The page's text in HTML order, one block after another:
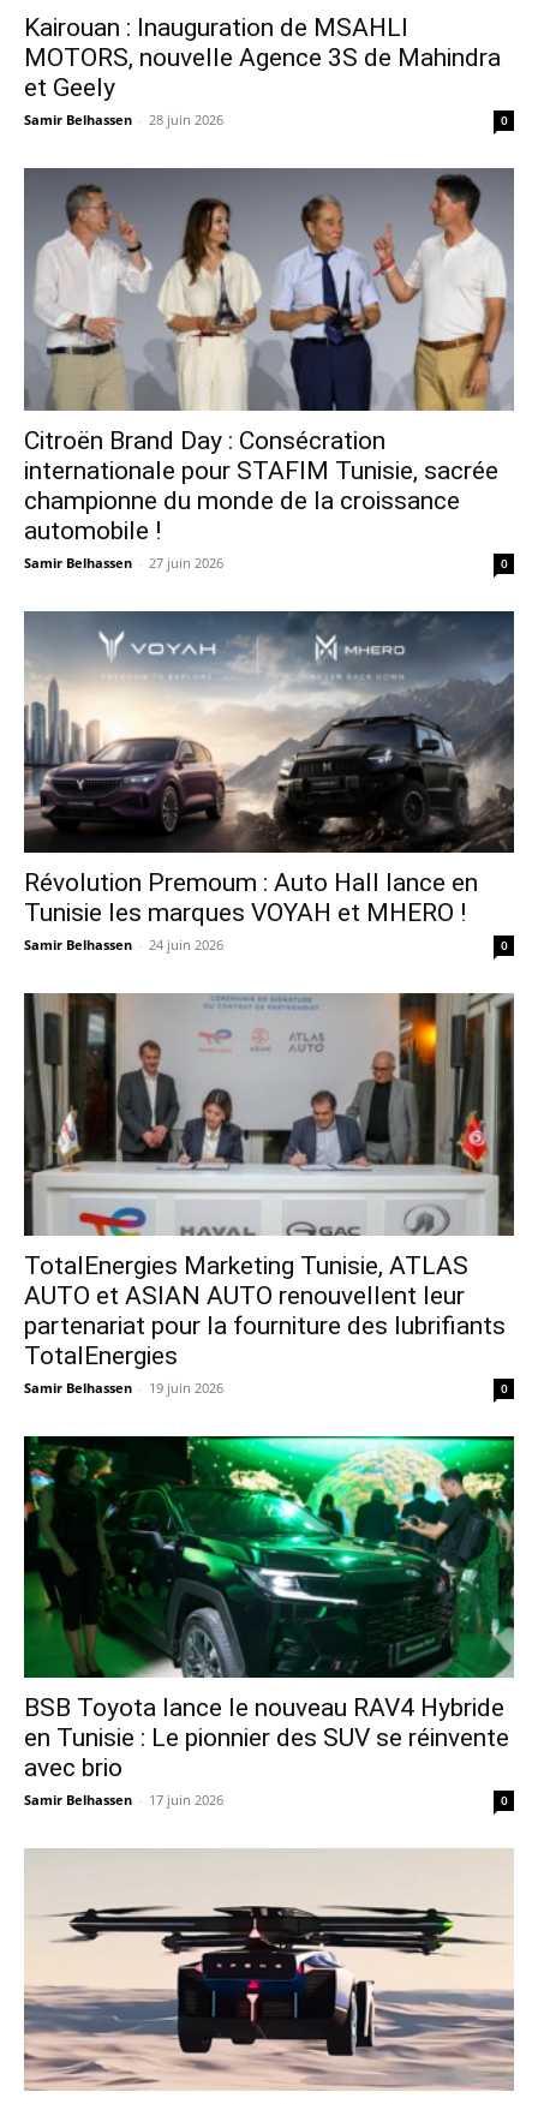
Kairouan : Inauguration de MSAHLI
MOTORS, nouvelle Agence 3S de Mahindra
et Geely
Samir Belhassen - 28 juin 2026 0
Citroën Brand Day : Consécration
internationale pour STAFIM Tunisie, sacrée
championne du monde de la croissance
automobile !
Samir Belhassen - 27 juin 2026 0
Révolution Premoum : Auto Hall lance en
Tunisie les marques VOYAH et MHERO !
Samir Belhassen - 24 juin 2026 0
TotalEnergies Marketing Tunisie, ATLAS
AUTO et ASIAN AUTO renouvellent leur
partenariat pour la fourniture des lubrifiants
TotalEnergies
Samir Belhassen - 19 juin 2026 0
​BSB Toyota lance le nouveau RAV4 Hybride
en Tunisie : Le pionnier des SUV se réinvente
avec brio
Samir Belhassen - 17 juin 2026 0